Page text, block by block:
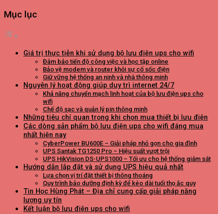
Mục lục
Giá trị thực tiễn khi sử dụng bộ lưu điện ups cho wifi
Đảm bảo tiến độ công việc và học tập online
Bảo vệ modem và router khỏi sự cố sốc điện
Giữ vững hệ thống an ninh và nhà thông minh
Nguyên lý hoạt động giúp duy trì internet 24/7
Khả năng chuyển mạch linh hoạt của bộ lưu điện ups cho
wifi
Chế độ sạc và quản lý pin thông minh
Những tiêu chí quan trọng khi chọn mua thiết bị lưu điện
Các dòng sản phẩm bộ lưu điện ups cho wifi đáng mua
nhất hiện nay
CyberPower BU600E – Giải pháp nhỏ gọn cho gia đình
UPS Santak TG1250 Pro – Hiệu suất vượt trội
UPS HikVision DS-UPS1000 – Tối ưu cho hệ thống giám sát
Hướng dẫn lắp đặt và sử dụng UPS hiệu quả nhất
Lựa chọn vị trí đặt thiết bị thông thoáng
Quy trình bảo dưỡng định kỳ để kéo dài tuổi thọ ắc quy
Tin Học Hùng Phát – Địa chỉ cung cấp giải pháp năng
lượng uy tín
Kết luận bộ lưu điện ups cho wifi